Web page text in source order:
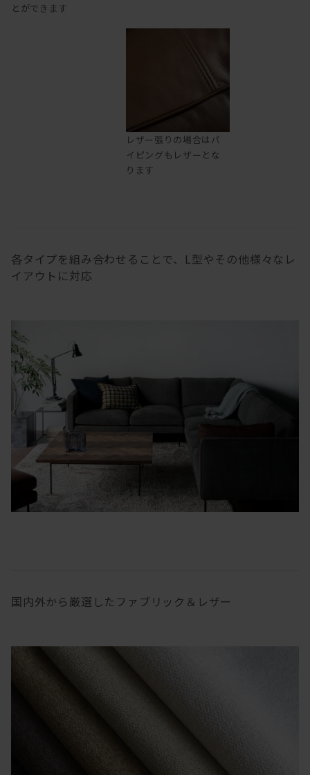
とができます
レザー張りの場合はパ
イピングもレザーとな
ります
各タイプを組み合わせることで、L型やその他様々なレ
イアウトに対応
国内外から厳選したファブリック＆レザー